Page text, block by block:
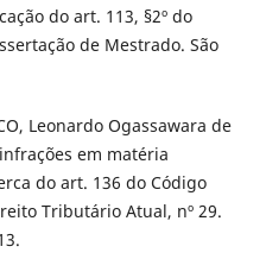
do art. 113, §2º do
de Mestrado. São
Leonardo Ogassawara de
em matéria
do art. 136 do Código
Tributário Atual, nº 29.